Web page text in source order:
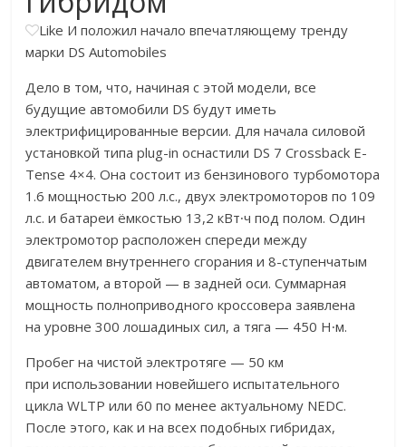
Like И положил начало впечатляющему тренду
марки DS Automobiles
Дело в том, что, начиная с этой модели, все
будущие автомобили DS будут иметь
электрифицированные версии. Для начала силовой
установкой типа plug-in оснастили DS 7 Crossback E-
Tense 4×4. Она состоит из бензинового турбомотора
1.6 мощностью 200 л.с., двух электромоторов по 109
л.с. и батареи ёмкостью 13,2 кВт∙ч под полом. Один
электромотор расположен спереди между
двигателем внутреннего сгорания и 8-ступенчатым
автоматом, а второй — в задней оси. Суммарная
мощность полноприводного кроссовера заявлена
на уровне 300 лошадиных сил, а тяга — 450 Н∙м.
Пробег на чистой электротяге — 50 км
при использовании новейшего испытательного
цикла WLTP или 60 по менее актуальному NEDC.
После этого, как и на всех подобных гибридах,